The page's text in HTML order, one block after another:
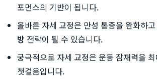
포먼스의 기반이 됩니다.
올바른 자세 교정은 만성 통증을 완화하
방 전략이 될 수 있습니다.
궁극적으로 자세 교정은 운동 잠재력을
첫걸음입니다.